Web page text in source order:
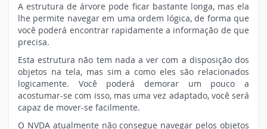
A estrutura de árvore pode ficar bastante longa, mas ela
lhe permite navegar em uma ordem lógica, de forma que
você poderá encontrar rapidamente a informação de que
precisa.
Esta estrutura não tem nada a ver com a disposição dos
objetos na tela, mas sim a como eles são relacionados
logicamente. Você poderá demorar um pouco a
acostumar-se com isso, mas uma vez adaptado, você será
capaz de mover-se facilmente.
O NVDA atualmente não consegue navegar pelos objetos